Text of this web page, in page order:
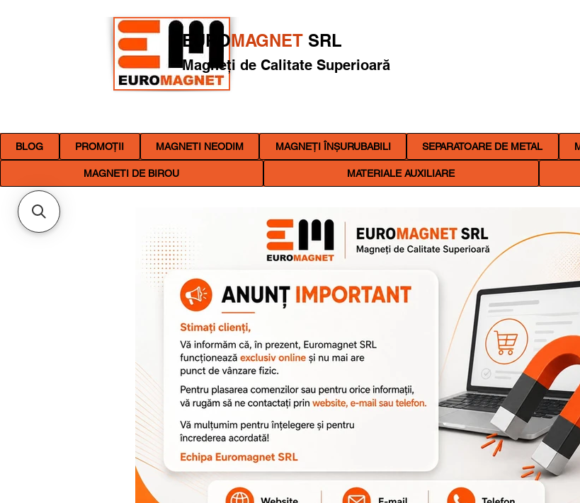
EUROMAGNET SRL
Magneți de Calitate Superioară
BLOG PROMOȚII MAGNETI NEODIM MAGNEȚI ÎNȘURUBABILI SEPARATOARE DE METAL
MAGNETI DE BIROU MATERIALE AUXILIARE